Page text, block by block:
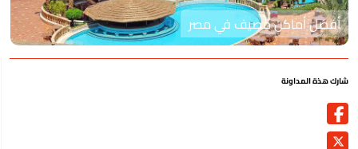
أفضل أماكن مصيف في مصر
هذة المداونة